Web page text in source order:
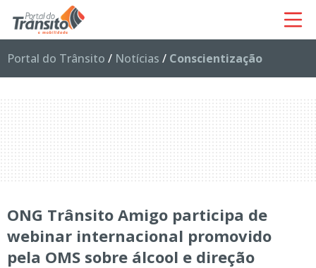
Portal do Trânsito / Notícias / Conscientização
ONG Trânsito Amigo participa de
webinar internacional promovido
pela OMS sobre álcool e direção